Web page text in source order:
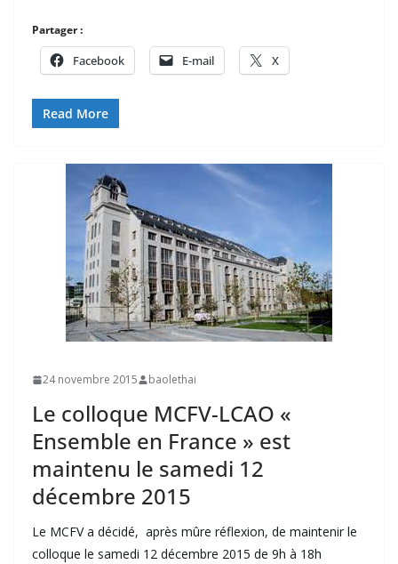
Partager :
Facebook E-mail X
Read More
24 novembre 2015 baolethai
Le colloque MCFV-LCAO «
Ensemble en France » est
maintenu le samedi 12
décembre 2015
Le MCFV a décidé, après mûre réflexion, de maintenir le
colloque le samedi 12 décembre 2015 de 9h à 18h